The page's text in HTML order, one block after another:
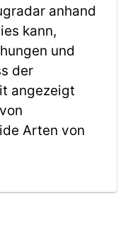
anhand
kann,
und
der
angezeigt
Arten von